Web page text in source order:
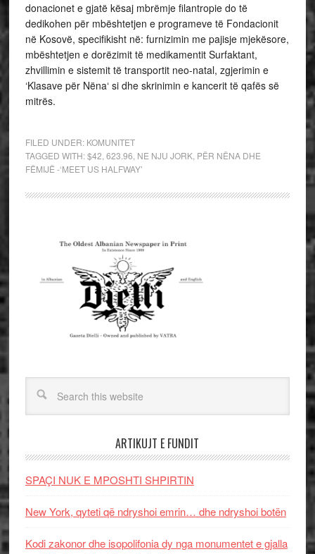
donacionet e gjatë kësaj mbrëmje filantropie do të
dedikohen për mbështetjen e programeve të Fondacionit
në Kosovë, specifikisht në: furnizimin me pajisje mjekësore,
mbështetjen e dorëzimit të medikamentit Surfaktant,
zhvillimin e sistemit të transportit neo-natal, zgjerimin e
‘Klasave për Nëna‘ si dhe skrinimin e kancerit të qafës së
mitrës.
FILED UNDER: KOMUNITET
TAGGED WITH:$42 623.96 NE NJU JORK, PËR NËNA DHE
FËMIJË -‘MEET US HALFWAY’
ARTIKUJT E FUNDIT
SPAÇI NUK E MPOSHTI SHPIRTIN
New York, qyteti që ndryshoi emrin… dhe ndryshoi botën
Kodi zakonor dhe isopolifonia dy nga monumentet e gjalla